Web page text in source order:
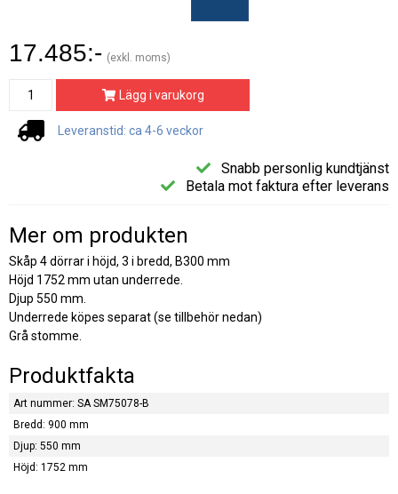
17.485:- (exkl. moms)
Lägg i varukorg
Leveranstid: ca 4-6 veckor
Snabb personlig kundtjänst
Betala mot faktura efter leverans
Mer om produkten
Skåp 4 dörrar i höjd, 3 i bredd, B300 mm
Höjd 1752 mm utan underrede.
Djup 550 mm.
Underrede köpes separat (se tillbehör nedan)
Grå stomme.
Produktfakta
Art nummer: SA SM75078-B
Bredd: 900 mm
Djup: 550 mm
Höjd: 1752 mm